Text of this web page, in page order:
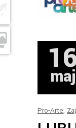
maj
Pro-Arte,